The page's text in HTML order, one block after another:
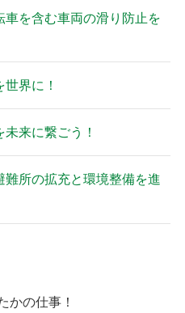
車を含む車両の滑り防止を
界に！
来に繋ごう！
所の拡充と環境整備を進
かの仕事！